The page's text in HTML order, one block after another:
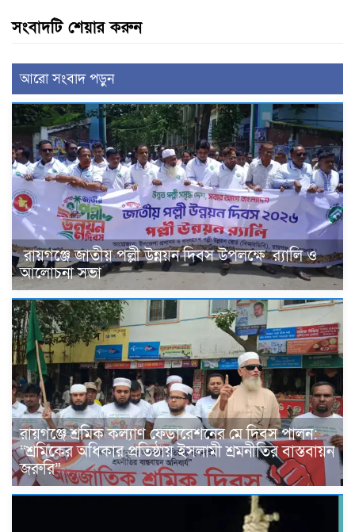
সংবাদটি শেয়ার করুন
আরো সংবাদ পড়ুন
রায়গঞ্জে জাতীয় পল্লী উন্নয়ন দিবস উপলক্ষে র‌্যালি ও
আলোচনা সভা
‎রায়গঞ্জে শ্রমিক কল্যাণ ফেডারেশনের মে দিবস পালন:
“শ্রমিকের অধিকার প্রতিষ্ঠায় ইসলামী শ্রমনীতির বাস্তবায়ন
জরুরি”